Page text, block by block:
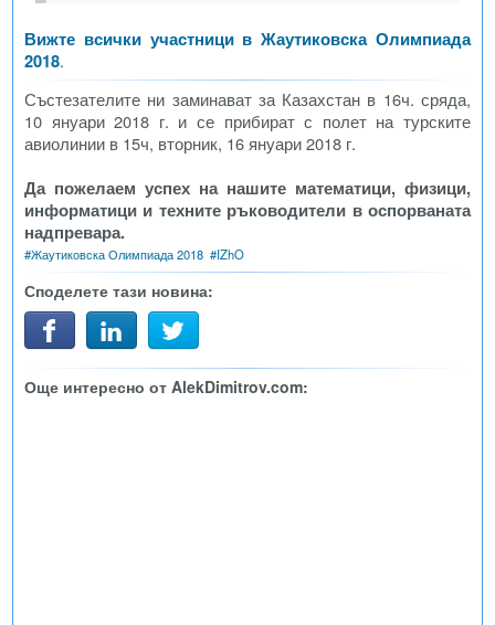
Вижте всички участници в Жаутиковска Олимпиада
2018.
Състезателите ни заминават за Казахстан в 16ч. сряда,
10 януари 2018 г. и се прибират с полет на турските
авиолинии в 15ч, вторник, 16 януари 2018 г.
Да пожелаем успех на нашите математици, физици,
информатици и техните ръководители в оспорваната
надпревара.
#Жаутиковска Олимпиада 2018 #IZhO
Споделете тази новина:
Още интересно от AlekDimitrov.com: